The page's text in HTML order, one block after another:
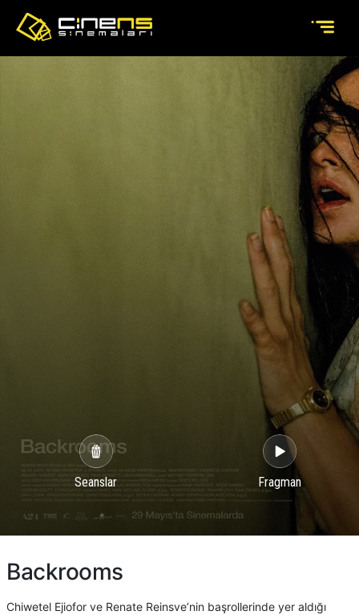
Seanslar Fragman
Backrooms
Chiwetel Ejiofor ve Renate Reinsve’nin başrollerinde yer aldığı